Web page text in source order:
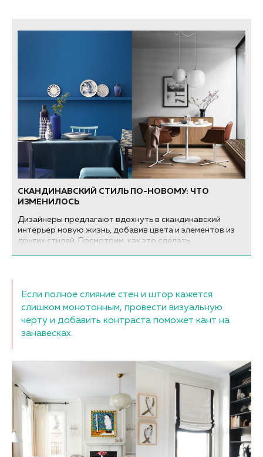
СКАНДИНАВСКИЙ СТИЛЬ ПО-НОВОМУ: ЧТО
ИЗМЕНИЛОСЬ
Дизайнеры предлагают вдохнуть в скандинавский
интерьер новую жизнь, добавив цвета и элементов из
других стилей. Посмотрим, как это сделать
Если полное слияние стен и штор кажется
слишком монотонным, провести визуальную
черту и добавить контраста поможет кант на
занавесках.